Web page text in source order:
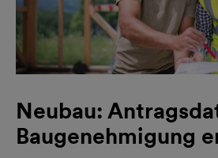
Neubau:
Baugenehmigung